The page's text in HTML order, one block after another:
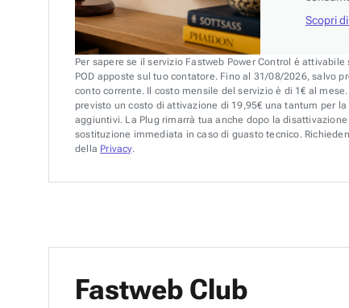
Scopri
Per sapere se il servizio Fastweb Power Control è
POD apposte sul tuo contatore. Fino al 31/08/2026, salvo
conto corrente. Il costo mensile del servizio è di 1€ al
previsto un costo di attivazione di 19,95€ una tantum per
aggiuntivi. La Plug rimarrà tua anche dopo la
sostituzione immediata in caso di guasto tecnico.
della Privacy.
Fastweb Club